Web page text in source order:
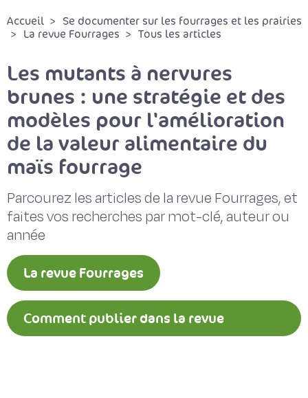
Accueil
Se documenter sur les fourrages et les prairies
La revue Fourrages
Tous les articles
Les mutants à nervures
brunes : une stratégie et des
modèles pour l'amélioration
de la valeur alimentaire du
maïs fourrage
Parcourez les articles de la revue Fourrages, et
faites vos recherches par mot-clé, auteur ou
année
La revue Fourrages
Comment publier dans la revue